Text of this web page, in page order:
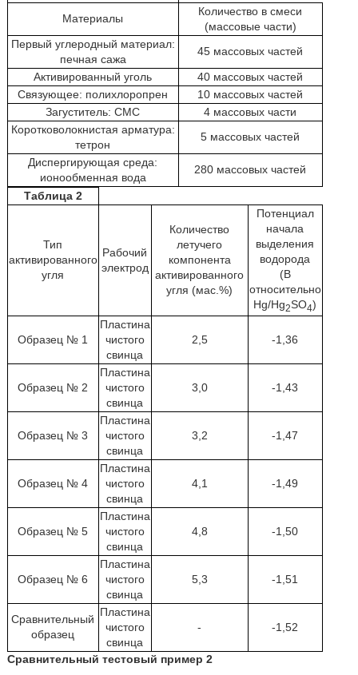
Материалы
Количество в смеси
(массовые части)
Первый углеродный материал:
печная сажа
45 массовых частей
Активированный уголь
40 массовых частей
Связующее: полихлоропрен
10 массовых частей
Загуститель: СМС
4 массовых части
Коротковолокнистая арматура:
тетрон
5 массовых частей
Диспергирующая среда:
ионообменная вода
280 массовых частей
Таблица 2
Тип
активированного
угля
Рабочий
электрод
Количество
летучего
компонента
активированного
угля (мас.%)
Потенциал
начала
выделения
водорода
(В
относительно
Hg/Hg2SO4)
Образец № 1
Пластина
чистого
свинца
2,5 -1,36
Образец № 2
Пластина
чистого
свинца
3,0 -1,43
Образец № 3
Пластина
чистого
свинца
3,2 -1,47
Образец № 4
Пластина
чистого
свинца
4,1 -1,49
Образец № 5
Пластина
чистого
свинца
4,8 -1,50
Образец № 6
Пластина
чистого
свинца
5,3 -1,51
Сравнительный
образец
Пластина
чистого
свинца
- -1,52
Сравнительный тестовый пример 2